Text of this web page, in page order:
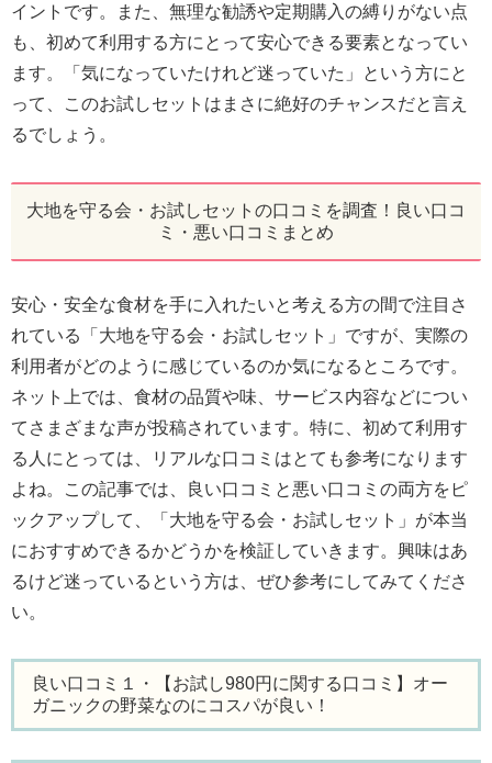
イントです。また、無理な勧誘や定期購入の縛りがない点
も、初めて利用する方にとって安心できる要素となってい
ます。「気になっていたけれど迷っていた」という方にと
って、このお試しセットはまさに絶好のチャンスだと言え
るでしょう。
大地を守る会・お試しセットの口コミを調査！良い口コ
ミ・悪い口コミまとめ
安心・安全な食材を手に入れたいと考える方の間で注目さ
れている「大地を守る会・お試しセット」ですが、実際の
利用者がどのように感じているのか気になるところです。
ネット上では、食材の品質や味、サービス内容などについ
てさまざまな声が投稿されています。特に、初めて利用す
る人にとっては、リアルな口コミはとても参考になります
よね。この記事では、良い口コミと悪い口コミの両方をピ
ックアップして、「大地を守る会・お試しセット」が本当
におすすめできるかどうかを検証していきます。興味はあ
るけど迷っているという方は、ぜひ参考にしてみてくださ
い。
良い口コミ１・【お試し980円に関する口コミ】オー
ガニックの野菜なのにコスパが良い！